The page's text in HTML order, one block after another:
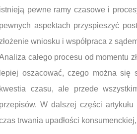
istnieją pewne ramy czasowe i
pewnych aspektach przyspieszyć
wniosku i współpraca z
całego procesu od momentu
lepiej oszacować, czego można się
kwestia czasu, ale przede
przepisów. W dalszej części
trwania upadłości